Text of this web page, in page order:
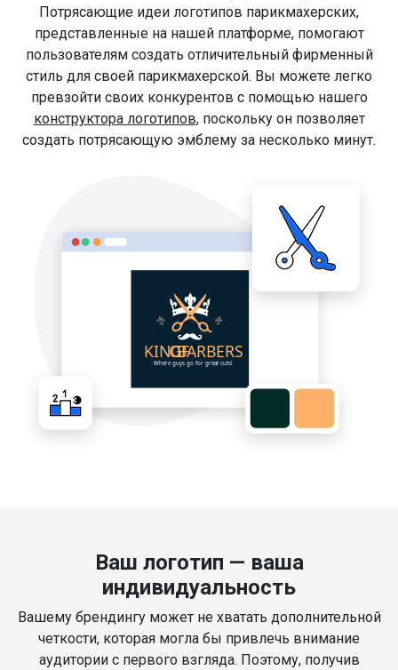
Потрясающие идеи логотипов парикмахерских,
представленные на нашей платформе, помогают
пользователям создать отличительный фирменный
стиль для своей парикмахерской. Вы можете легко
превзойти своих конкурентов с помощью нашего
конструктора логотипов, поскольку он позволяет
создать потрясающую эмблему за несколько минут.
Ваш логотип — ваша
индивидуальность
Вашему брендингу может не хватать дополнительной
четкости, которая могла бы привлечь внимание
аудитории с первого взгляда. Поэтому, получив